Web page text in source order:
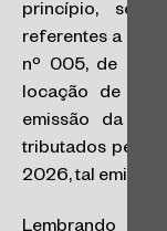
princípio, ser
referentes a
nº 005, de
locação de
emissão da
tributados pelo
2026, tal